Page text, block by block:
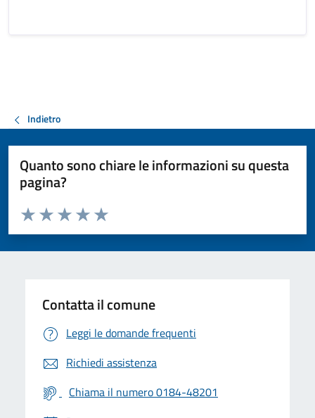
Indietro
Quanto sono chiare le informazioni su questa
pagina?
Valuta da 1 a 5 stelle la pagina
Valuta 5 stelle su 5
Valuta 4 stelle su 5
Valuta 3 stelle su 5
Valuta 2 stelle su 5
Valuta 1 stelle su 5
Contatta il comune
Leggi le domande frequenti
Richiedi assistenza
Chiama il numero 0184-48201